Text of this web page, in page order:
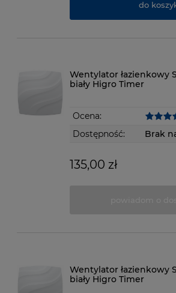
do
Wentylator łazienkowy
biały Higro Timer
Ocena:
Dostępność: Brak
135,00 zł
Wentylator łazienkowy
biały Higro Timer